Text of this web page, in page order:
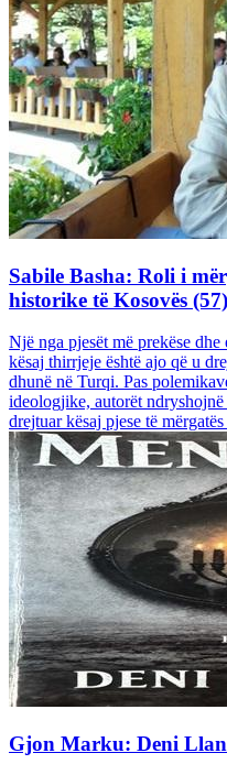
Sabile Basha: Roli i
historike të Kosovës (57)
Një nga pjesët më prekëse
kësaj thirrjeje është ajo që u
dhunë në Turqi. Pas
ideologjike, autorët
drejtuar kësaj pjese të
Gjon Marku: Deni